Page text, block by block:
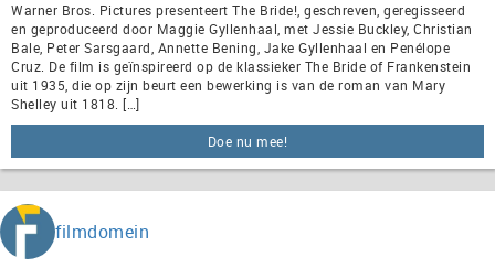
Warner Bros. Pictures presenteert The Bride!, geschreven, geregisseerd
en geproduceerd door Maggie Gyllenhaal, met Jessie Buckley, Christian
Bale, Peter Sarsgaard, Annette Bening, Jake Gyllenhaal en Penélope
Cruz. De film is geïnspireerd op de klassieker The Bride of Frankenstein
uit 1935, die op zijn beurt een bewerking is van de roman van Mary
Shelley uit 1818. […]
Doe nu mee!
filmdomein